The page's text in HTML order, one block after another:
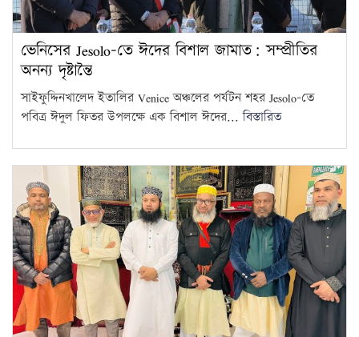
ভেনিসের Jesolo-তে ঈদের বিশাল জামাত: সম্প্রীতির
অনন্য দৃষ্টান্তৈ
সাইফুদ্দিনখালেদ ইতালির Venice অঞ্চলের পর্যটন শহর Jesolo-তে
পবিত্র ঈদুল ফিতর উপলক্ষে এক বিশাল ঈদের...বিস্তারিত